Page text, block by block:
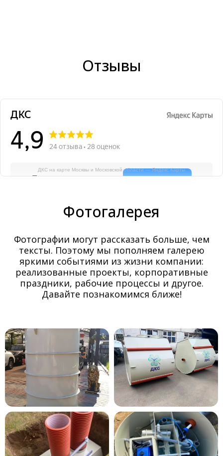
Отзывы
ДКС на карте Москвы и Московской области — Яндекс Карты
Фотогалерея
Фотографии могут рассказать больше, чем
тексты. Поэтому мы пополняем галерею
яркими событиями из жизни компании:
реализованные проекты, корпоративные
праздники, рабочие процессы и другое.
Давайте познакомимся ближе!